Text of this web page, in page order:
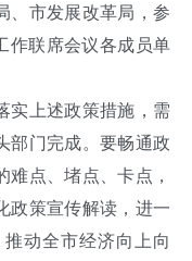
、市发展改革局，参
作联席会议各成员单
实上述政策措施，需
部门完成。要畅通政
点、堵点、卡点，
政策宣传解读，进一
动全市经济向上向